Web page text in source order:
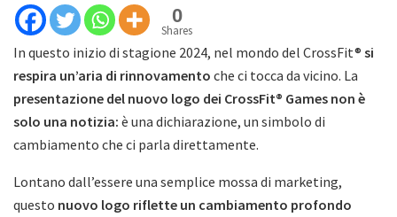
0
Shares
In questo inizio di stagione 2024, nel mondo del CrossFit® si
respira un’aria di rinnovamento che ci tocca da vicino. La
presentazione del nuovo logo dei CrossFit® Games non è
solo una notizia: è una dichiarazione, un simbolo di
cambiamento che ci parla direttamente.
Lontano dall’essere una semplice mossa di marketing,
questo nuovo logo riflette un cambiamento profondo